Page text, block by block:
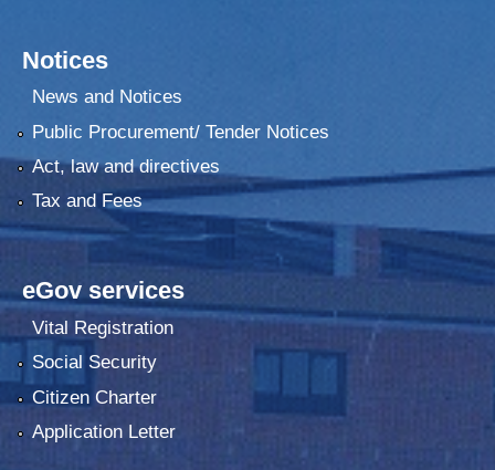
Notices
News and Notices
Public Procurement/ Tender Notices
Act, law and directives
Tax and Fees
eGov services
Vital Registration
Social Security
Citizen Charter
Application Letter